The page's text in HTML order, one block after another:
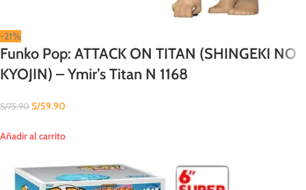
-21%
Funko Pop: ATTACK ON TITAN (SHINGEKI NO
KYOJIN) – Ymir’s Titan N 1168
S/75.90 S/59.90
Añadir al carrito